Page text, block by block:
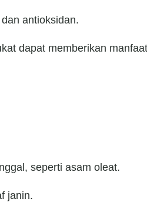
antioksidan.
dapat memberikan
seperti asam oleat.
janin.